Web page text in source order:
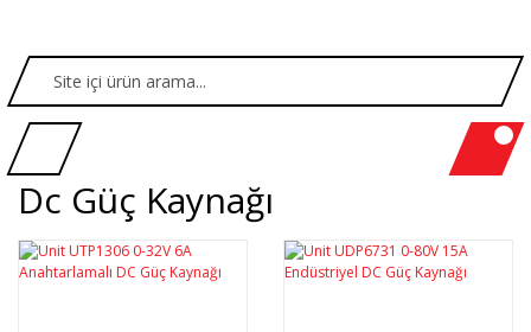
Dc Güç Kaynağı